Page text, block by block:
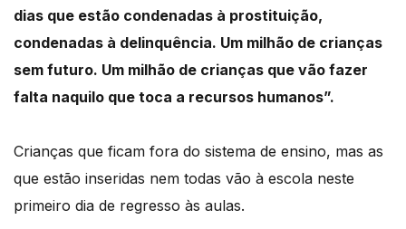
dias que estão condenadas à prostituição,
condenadas à delinquência. Um milhão de crianças
sem futuro. Um milhão de crianças que vão fazer
falta naquilo que toca a recursos humanos”.
Crianças que ficam fora do sistema de ensino, mas as
que estão inseridas nem todas vão à escola neste
primeiro dia de regresso às aulas.